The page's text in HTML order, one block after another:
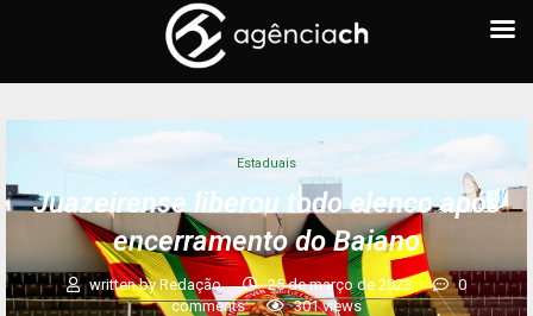
Estaduais
Juazeirense liberou todo elenco após
encerramento do Baiano
written by Redação 25 de março de 2023
0
comments
301views